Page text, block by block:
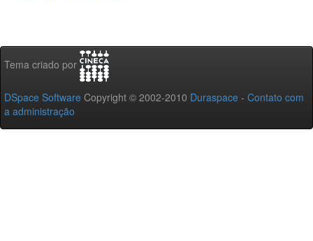
Tema criado por
DSpace Software Copyright © 2002-2010 Duraspace - Contato com
a administração